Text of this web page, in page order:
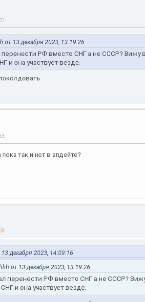
от 13 декабря 2023, 13:19:26
перенести РФ вместо СНГ а не СССР? Вижу
и она участвует везде.
так и нет в апдейте?
13 декабря 2023, 14:09:16
от 13 декабря 2023, 13:19:26
перенести РФ вместо СНГ а не СССР?
и она участвует везде.